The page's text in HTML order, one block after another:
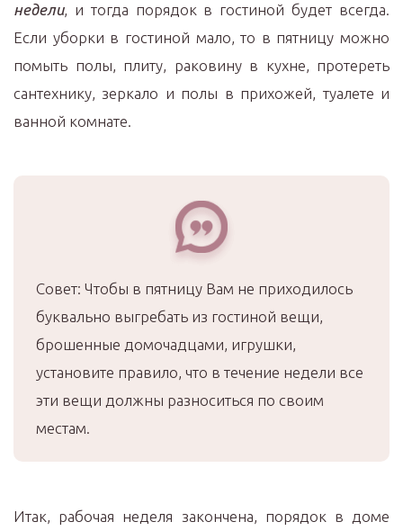
недели, и тогда порядок в гостиной будет всегда.
Если уборки в гостиной мало, то в пятницу можно
помыть полы, плиту, раковину в кухне, протереть
сантехнику, зеркало и полы в прихожей, туалете и
ванной комнате.
Совет: Чтобы в пятницу Вам не приходилось
буквально выгребать из гостиной вещи,
брошенные домочадцами, игрушки,
установите правило, что в течение недели все
эти вещи должны разноситься по своим
местам.
Итак, рабочая неделя закончена, порядок в доме